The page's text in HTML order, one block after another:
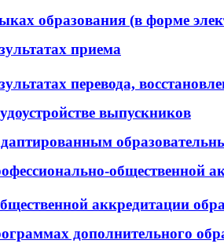
образования (в форме
приема
перевода,
выпускников
общественной
аккредитации
дополнительного